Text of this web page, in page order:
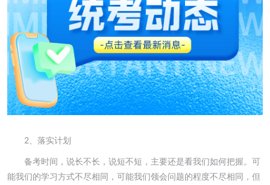
2、落实计划
备考时间，说长不长，说短不短，主要还是看我们如何把握。可
能我们的学习方式不尽相同，可能我们领会问题的程度不尽相同，但